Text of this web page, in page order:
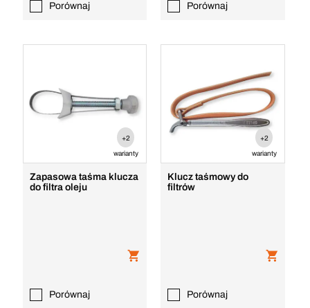
Porównaj Porównaj
+2
warianty
Zapasowa taśma klucza
do filtra oleju
Porównaj
+2
warianty
Klucz taśmowy do
filtrów
Porównaj